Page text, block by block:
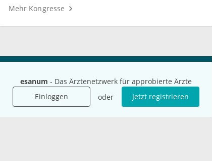
esanum - Das Ärztenetzwerk für approbierte Ärzte
Einloggen
oder Jetzt registrieren
Mehr Kongresse
Das sind wir
Für Unternehmen
Ressourcen
Ihre Fragen
Hilfe